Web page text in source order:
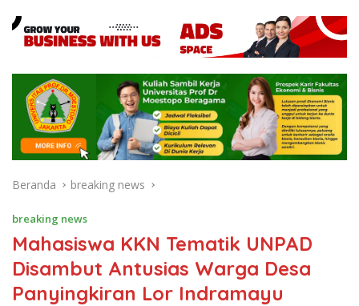
Beranda breaking news
breaking news
Mahasiswa KKN Tematik UNPAD
Disambut Antusias Warga Desa
Panyingkiran Lor Indramayu